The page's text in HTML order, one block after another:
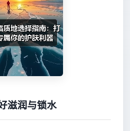
滋润与锁水